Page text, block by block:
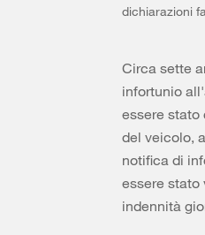
dichiarazioni
Circa sette
infortunio
essere stato
del veicolo,
notifica di
essere stato
indennità